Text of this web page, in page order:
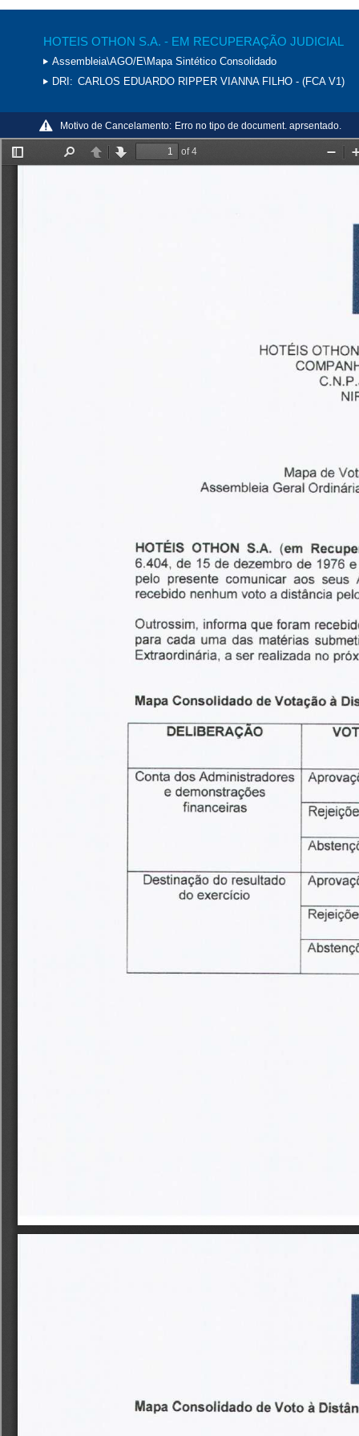
HOTEIS OTHON S.A. - EM RECUPERAÇÃO JUDICIAL
Assembleia\AGO/E\Mapa Sintético Consolidado
DRI: CARLOS EDUARDO RIPPER VIANNA FILHO - (FCA V1)
Motivo de Cancelamento: Erro no tipo de document. aprsentado.